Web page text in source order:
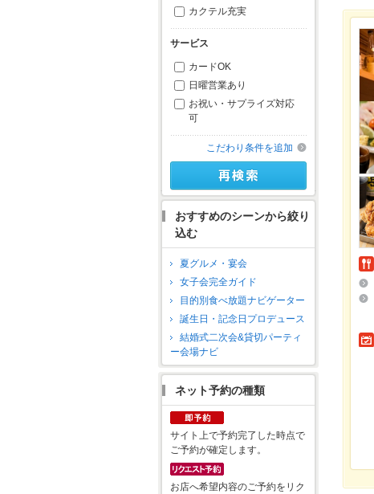
カクテル充実
サービス
カードOK
日曜営業あり
お祝い・サプライズ対応
可
こだわり条件を追加
おすすめのシーンから絞り
込む
夏グルメ・宴会
女子会完全ガイド
目的別食べ放題ナビゲーター
誕生日・記念日プロデュース
結婚式二次会&貸切パーティ
ー会場ナビ
ネット予約の種類
サイト上で予約完了した時点で
ご予約が確定します。
お店へ希望内容のご予約をリク